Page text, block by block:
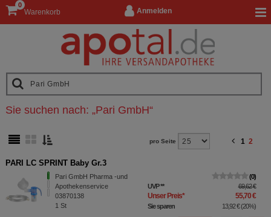
Anmelden
Warenkorb
0
Sie suchen nach: „Pari GmbH“
pro Seite 1 2
PARI LC SPRINT Baby Gr.3
Pari GmbH Pharma -und
Apothekenservice
03870138
1 St
0
UVP** 69,62 €
Unser Preis* 55,70 €
Sie sparen 13,92 €(20%)